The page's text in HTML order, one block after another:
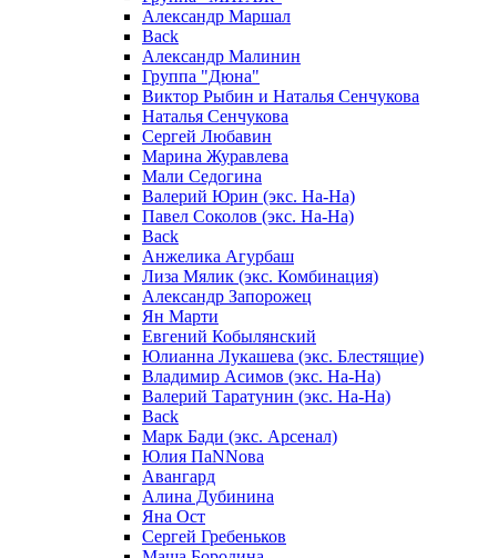
Александр Маршал
Back
Александр Малинин
Группа "Дюна"
Виктор Рыбин и Наталья Сенчукова
Наталья Сенчукова
Сергей Любавин
Марина Журавлева
Мали Седогина
Валерий Юрин (экс. На-На)
Павел Соколов (экс. На-На)
Back
Анжелика Агурбаш
Лиза Мялик (экс. Комбинация)
Александр Запорожец
Ян Марти
Евгений Кобылянский
Юлианна Лукашева (экс. Блестящие)
Владимир Асимов (экс. На-На)
Валерий Таратунин (экс. На-На)
Back
Марк Бади (экс. Арсенал)
Юлия ПаNNова
Авангард
Алина Дубинина
Яна Ост
Сергей Гребеньков